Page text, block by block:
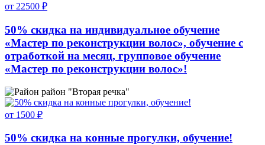
от 22500 ₽
50% скидка на индивидуальное обучение
«Мастер по реконструкции волос», обучение с
отработкой на месяц, групповое обучение
«Мастер по реконструкции волос»!
район "Вторая речка"
от 1500 ₽
50% скидка на конные прогулки, обучение!